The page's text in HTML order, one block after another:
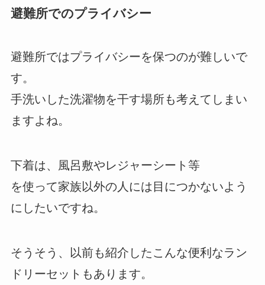
避難所でのプライバシー
避難所ではプライバシーを保つのが難しいで
す。
手洗いした洗濯物を干す場所も考えてしまい
ますよね。
下着は、風呂敷やレジャーシート等
を使って家族以外の人には目につかないよう
にしたいですね。
そうそう、以前も紹介したこんな便利なラン
ドリーセットもあります。